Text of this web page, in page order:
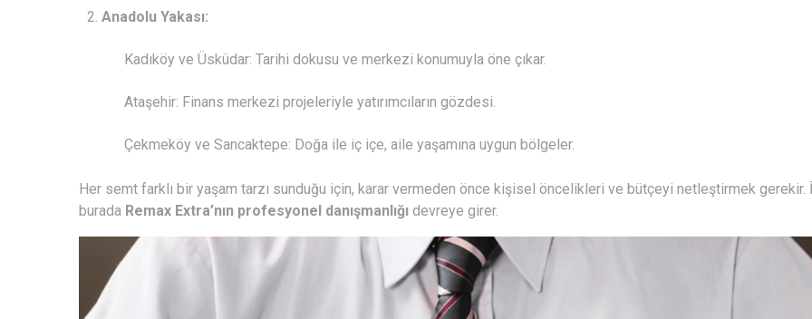
Anadolu Yakası:
Kadıköy ve Üsküdar: Tarihi dokusu ve merkezi konumuyla öne çıkar.
Ataşehir: Finans merkezi projeleriyle yatırımcıların gözdesi.
Çekmeköy ve Sancaktepe: Doğa ile iç içe, aile yaşamına uygun bölgeler.
Her semt farklı bir yaşam tarzı sunduğu için, karar vermeden önce kişisel öncelikleri ve bütçeyi netleştirmek gerekir.
burada Remax Extra’nın profesyonel danışmanlığı devreye girer.